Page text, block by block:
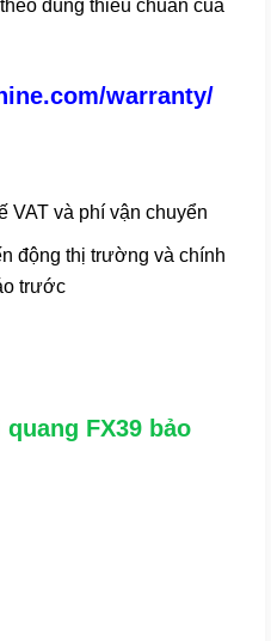
đúng thiêu chuẩn của
warranty/
VAT và phí vận chuyển
động thị trường và chính
trước
FX39 bảo